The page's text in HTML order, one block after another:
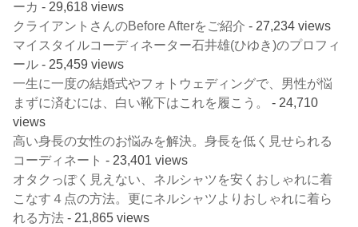
ーカ - 29,618 views
クライアントさんのBefore Afterをご紹介 - 27,234 views
マイスタイルコーディネーター石井雄(ひゆき)のプロフィ
ール - 25,459 views
一生に一度の結婚式やフォトウェディングで、男性が悩
まずに済むには、白い靴下はこれを履こう。
- 24,710
views
高い身長の女性のお悩みを解決。身長を低く見せられる
コーディネート - 23,401 views
オタクっぽく見えない、ネルシャツを安くおしゃれに着
こなす４点の方法。更にネルシャツよりおしゃれに着ら
れる方法 - 21,865 views